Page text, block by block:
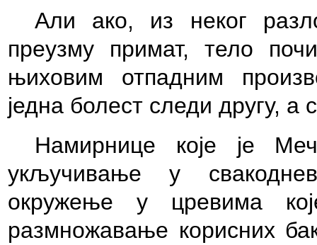
Али ако, из неког
преузму примат, тело
њиховим отпадним
једна болест следи другу,
Намирнице које је
укључивање у
окружење у цревима
размножавање корисних